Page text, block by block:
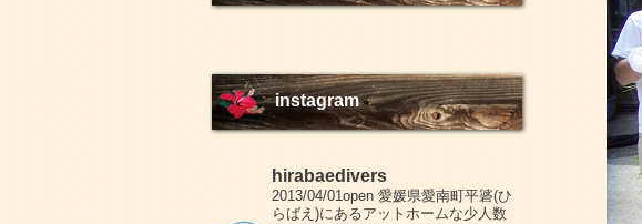
instagram
hirabaedivers
2013/04/01open愛媛県愛南町平碆(ひ
らばえ)にあるアットホームな少人数